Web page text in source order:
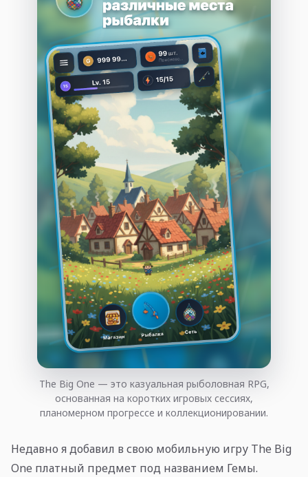
The Big One — это казуальная рыболовная RPG,
основанная на коротких игровых сессиях,
планомерном прогрессе и коллекционировании.
Недавно я добавил в свою мобильную игру The Big
One платный предмет под названием Гемы.